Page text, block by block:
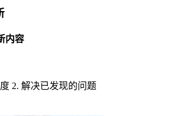
内容
2. 解决已发现的问题